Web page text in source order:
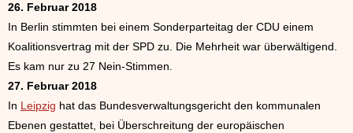
26. Februar 2018
In Berlin stimmten bei einem Sonderparteitag der CDU einem
Koalitionsvertrag mit der SPD zu. Die Mehrheit war überwältigend.
Es kam nur zu 27 Nein-Stimmen.
27. Februar 2018
In Leipzig hat das Bundesverwaltungsgericht den kommunalen
Ebenen gestattet, bei Überschreitung der europäischen